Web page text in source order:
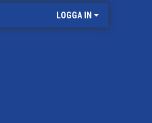
LOGGA IN